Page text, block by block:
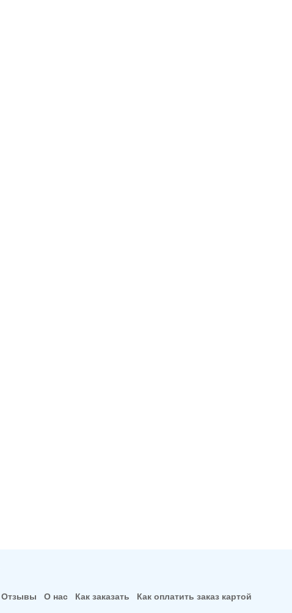
Отзывы О нас Как заказать Как оплатить заказ картой